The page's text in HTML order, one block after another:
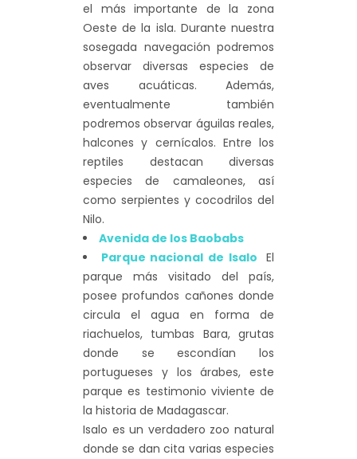
el más importante de la zona
Oeste de la isla. Durante nuestra
sosegada navegación podremos
observar diversas especies de
aves acuáticas. Además,
eventualmente también
podremos observar águilas reales,
halcones y cernícalos. Entre los
reptiles destacan diversas
especies de camaleones, así
como serpientes y cocodrilos del
Nilo.
Avenida de los Baobabs
Parque nacional de IsaloEl
parque más visitado del país,
posee profundos cañones donde
circula el agua en forma de
riachuelos, tumbas Bara, grutas
donde se escondían los
portugueses y los árabes, este
parque es testimonio viviente de
la historia de Madagascar.
Isalo es un verdadero zoo natural
donde se dan cita varias especies